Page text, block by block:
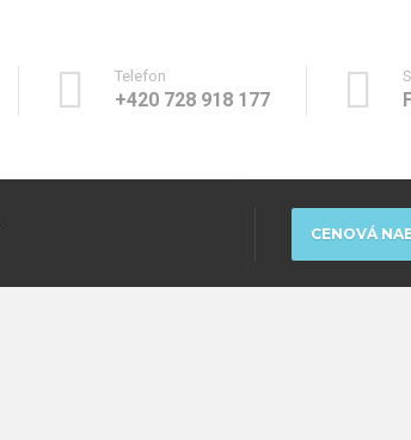
CENOVÁ
Telefon
+420 728 918 177